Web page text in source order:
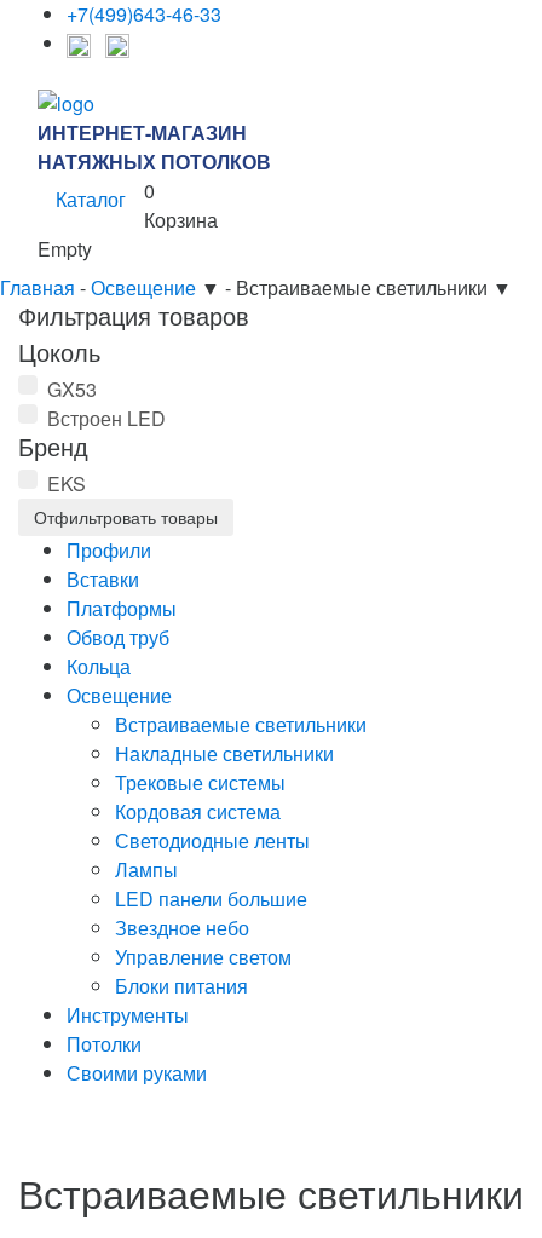
+7(499)643-46-33
ИНТЕРНЕТ-МАГАЗИН
НАТЯЖНЫХ ПОТОЛКОВ
Каталог
0
Корзина
Empty
Главная -Освещение ▼ - Встраиваемые светильники ▼
Фильтрация товаров
Цоколь
GX53
Встроен LED
Бренд
EKS
Профили
Вставки
Платформы
Обвод труб
Кольца
Освещение
Встраиваемые светильники
Накладные светильники
Трековые системы
Кордовая система
Светодиодные ленты
Лампы
LED панели большие
Звездное небо
Управление светом
Блоки питания
Инструменты
Потолки
Своими руками
Встраиваемые светильники